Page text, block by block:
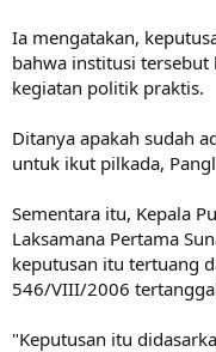
Ia mengatakan,
bahwa institusi
kegiatan politik praktis.
Ditanya apakah sudah
untuk ikut pilkada,
Sementara itu, Kepala
Laksamana Pertama
keputusan itu tertuang
546/VIII/2006
"Keputusan itu